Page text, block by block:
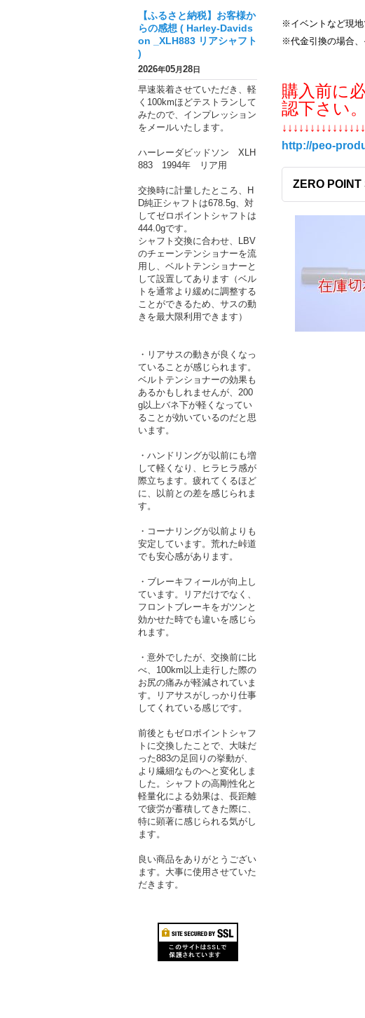
【ふるさと納税】お客様か
らの感想 ( Harley-Davids
on _XLH883 リアシャフト
)
2026年05月28日
早速装着させていただき、軽
く100kmほどテストランして
みたので、インプレッション
をメールいたします。
ハーレーダビッドソン XLH
883 1994年 リア用
交換時に計量したところ、H
D純正シャフトは678.5g、対
してゼロポイントシャフトは
444.0gです。
シャフト交換に合わせ、LBV
のチェーンテンショナーを流
用し、ベルトテンショナーと
して設置してあります（ベル
トを通常より緩めに調整する
ことができるため、サスの動
きを最大限利用できます）
・リアサスの動きが良くなっ
ていることが感じられます。
ベルトテンショナーの効果も
あるかもしれませんが、200
g以上バネ下が軽くなってい
ることが効いているのだと思
います。
・ハンドリングが以前にも増
して軽くなり、ヒラヒラ感が
際立ちます。疲れてくるほど
に、以前との差を感じられま
す。
・コーナリングが以前よりも
安定しています。荒れた峠道
でも安心感があります。
・ブレーキフィールが向上し
ています。リアだけでなく、
フロントブレーキをガツンと
効かせた時でも違いを感じら
れます。
・意外でしたが、交換前に比
べ、100km以上走行した際の
お尻の痛みが軽減されていま
す。リアサスがしっかり仕事
してくれている感じです。
前後ともゼロポイントシャフ
トに交換したことで、大味だ
った883の足回りの挙動が、
より繊細なものへと変化しま
した。シャフトの高剛性化と
軽量化による効果は、長距離
で疲労が蓄積してきた際に、
特に顕著に感じられる気がし
ます。
良い商品をありがとうござい
ます。大事に使用させていた
だきます。
※イベントなど現
※代金引換の場合
購入前に
認下さい。
http://peo-
ZERO